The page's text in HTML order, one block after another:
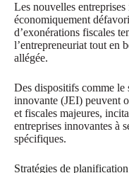
Les nouvelles entreprises
économiquement
d’exonérations fiscales
l’entrepreneuriat tout en
allégée.
Des dispositifs comme le
innovante (JEI) peuvent
et fiscales majeures,
entreprises innovantes à
spécifiques.
Stratégies de